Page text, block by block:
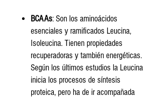
BCAAs: Son los aminoácidos
esenciales y ramificados Leucina,
Isoleucina. Tienen propiedades
recuperadoras y también energéticas.
Según los últimos estudios la Leucina
inicia los procesos de síntesis
proteica, pero ha de ir acompañada